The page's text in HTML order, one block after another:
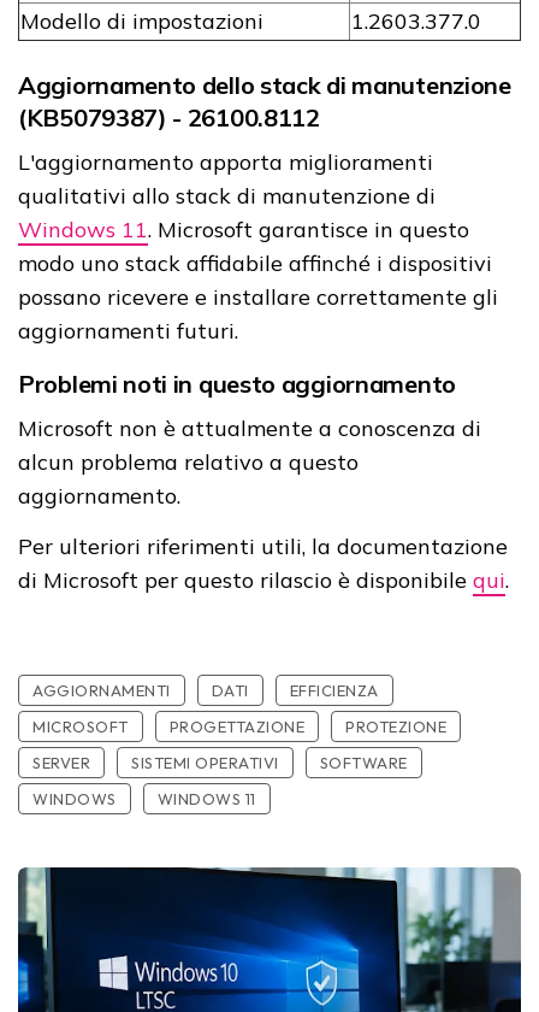
Modello di impostazioni
1.2603.377.0
Aggiornamento dello stack di manutenzione
(KB5079387) - 26100.8112
L'aggiornamento apporta miglioramenti
qualitativi allo stack di manutenzione di
Windows 11. Microsoft garantisce in questo
modo uno stack affidabile affinché i dispositivi
possano ricevere e installare correttamente gli
aggiornamenti futuri.
Problemi noti in questo aggiornamento
Microsoft non è attualmente a conoscenza di
alcun problema relativo a questo
aggiornamento.
Per ulteriori riferimenti utili, la documentazione
di Microsoft per questo rilascio è disponibile qui.
AGGIORNAMENTI DATI
EFFICIENZA
MICROSOFT
PROGETTAZIONE
PROTEZIONE
SERVER
SISTEMI OPERATIVI
SOFTWARE
WINDOWS
WINDOWS 11